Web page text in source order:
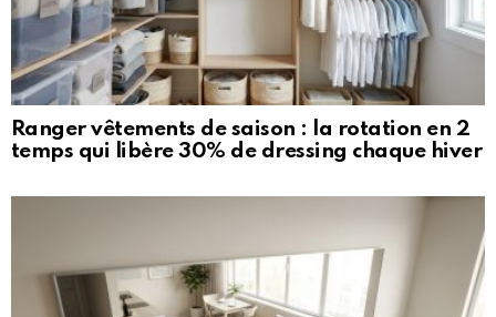
Ranger vêtements de saison : la rotation en 2
temps qui libère 30% de dressing chaque hiver